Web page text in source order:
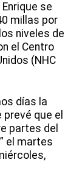
se
millas por
niveles de
el Centro
(NHC
días la
que el
partes del
el martes